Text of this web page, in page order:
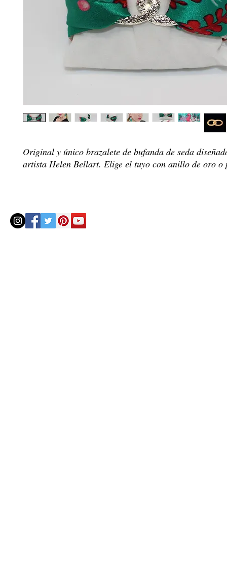
Original y único brazalete de bufanda de seda
artista Helen Bellart. Elige el tuyo con anillo de oro o